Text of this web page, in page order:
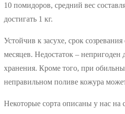
10 помидоров, средний вес
достигать 1 кг.
Устойчив к засухе, срок созревания
месяцев. Недостаток – непригоден
хранения. Кроме того, при
неправильном поливе кожура
Некоторые сорта описаны у нас на